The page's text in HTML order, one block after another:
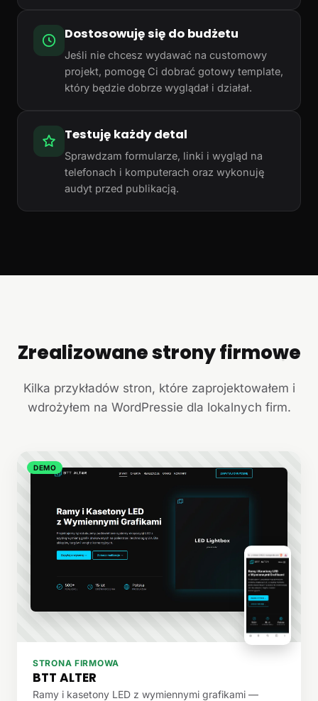
Dostosowuję się do budżetu
Jeśli nie chcesz wydawać na customowy
projekt, pomogę Ci dobrać gotowy template,
który będzie dobrze wyglądał i działał.
Testuję każdy detal
Sprawdzam formularze, linki i wygląd na
telefonach i komputerach oraz wykonuję
audyt przed publikacją.
+
Zrealizowane strony firmowe
Kilka przykładów stron, które zaprojektowałem i
wdrożyłem na WordPressie dla lokalnych firm.
DEMO
STRONA FIRMOWA
BTT ALTER
Ramy i kasetony LED z wymiennymi grafikami —